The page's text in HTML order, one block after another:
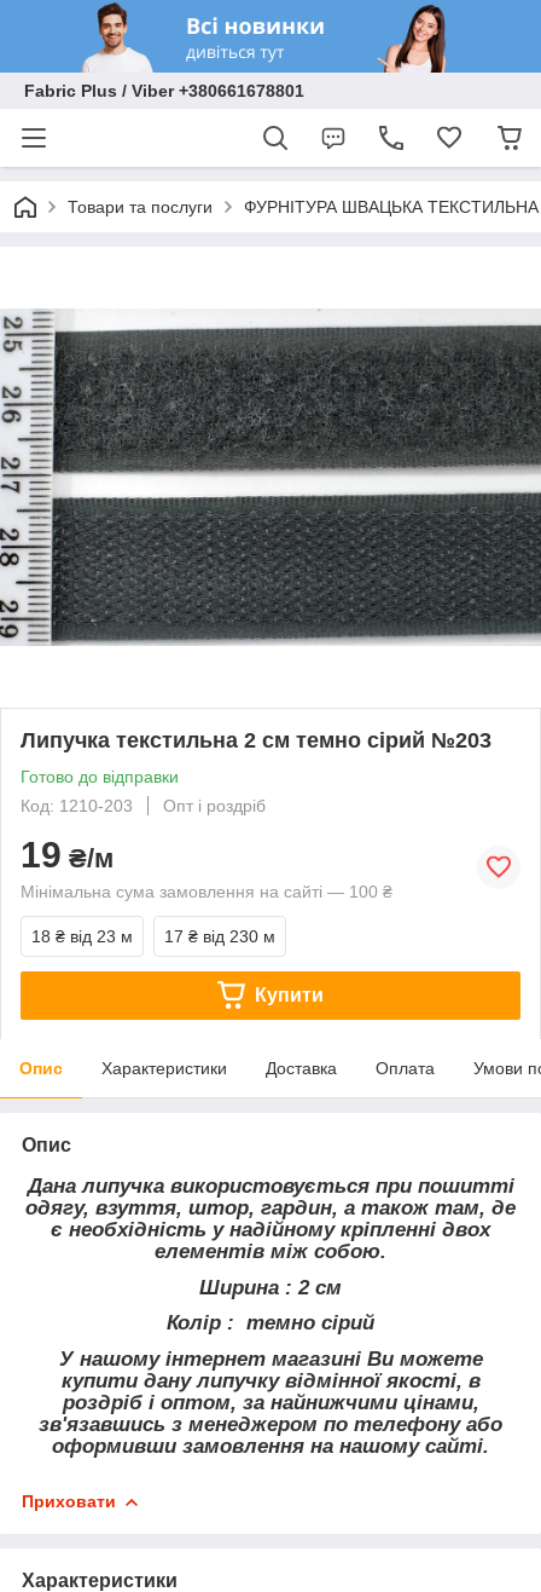
Fabric Plus / Viber +380661678801
Товари та послуги ФУРНІТУРА ШВАЦЬКА ТЕКСТИЛЬНА
Липучка текстильна 2 см темно сірий №203
Готово до відправки
Код: 1210-203
Опт і роздріб
19 ₴/м
Мінімальна сума замовлення на сайті — 100 ₴
18 ₴ від 23 м 17 ₴ від 230 м
Купити
Опис Характеристики Доставка Оплата Умови
Опис
Дана липучка використовується при пошитті
одягу, взуття, штор, гардин, а також там, де
є необхідність у надійному кріпленні двох
елементів між собою.
Ширина : 2 см
Колір : темно сірий
У нашому інтернет магазині Ви можете
купити дану липучку відмінної якості, в
роздріб і оптом, за найнижчими цінами,
зв'язавшись з менеджером по телефону або
оформивши замовлення на нашому сайті.
Приховати
Характеристики